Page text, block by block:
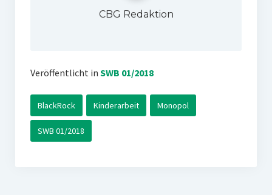
CBG Redaktion
Veröffentlicht in SWB 01/2018
BlackRock Kinderarbeit Monopol
SWB 01/2018